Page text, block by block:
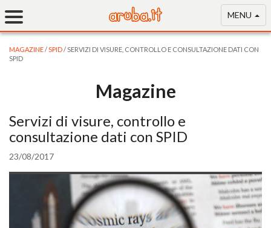
MENU
MAGAZINE/SPID/ SERVIZI DI VISURE, CONTROLLO E CONSULTAZIONE DATI CON
SPID
Magazine
Servizi di visure, controllo e
consultazione dati con SPID
23/08/2017